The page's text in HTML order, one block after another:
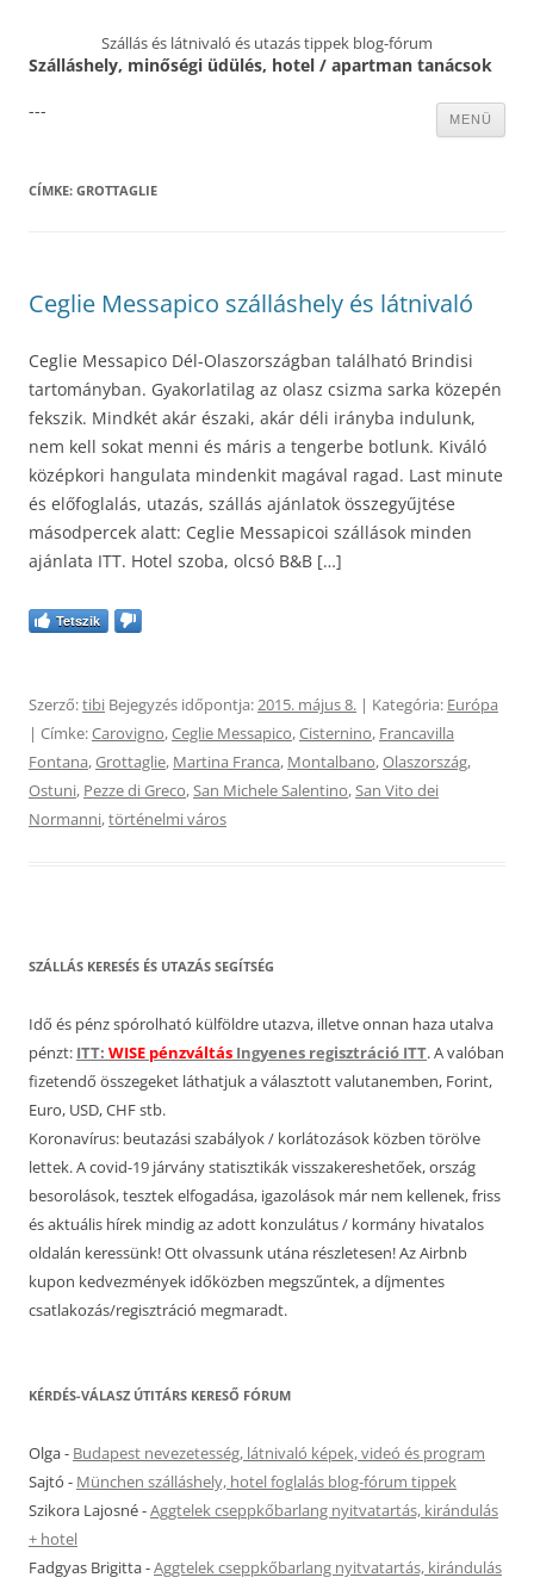
Szállás és látnivaló és utazás tippek blog-fórum
Szálláshely, minőségi üdülés, hotel / apartman tanácsok
MENÜ
---
CÍMKE: GROTTAGLIE
Ceglie Messapico szálláshely és látnivaló
Ceglie Messapico Dél-Olaszországban található Brindisi
tartományban. Gyakorlatilag az olasz csizma sarka közepén
fekszik. Mindkét akár északi, akár déli irányba indulunk,
nem kell sokat menni és máris a tengerbe botlunk. Kiváló
középkori hangulata mindenkit magával ragad. Last minute
és előfoglalás, utazás, szállás ajánlatok összegyűjtése
másodpercek alatt: Ceglie Messapicoi szállások minden
ajánlata ITT. Hotel szoba, olcsó B&B […]
Tetszik
Szerző:tibi Bejegyzés időpontja:2015. május 8. | Kategória: Európa
| Címke:Carovigno,Ceglie Messapico,Cisternino, Francavilla
Fontana,Grottaglie, Martina Franca, Montalbano,Olaszország,
Ostuni, Pezze di Greco,San Michele Salentino,San Vito dei
Normanni,történelmi város
SZÁLLÁS KERESÉS ÉS UTAZÁS SEGÍTSÉG
Idő és pénz spórolható külföldre utazva, illetve onnan haza utalva
pénzt: ITT: WISE pénzváltás Ingyenes regisztráció ITT. A valóban
fizetendő összegeket láthatjuk a választott valutanemben, Forint,
Euro, USD, CHF stb.
Koronavírus: beutazási szabályok / korlátozások közben törölve
lettek. A covid-19 járvány statisztikák visszakereshetőek, ország
besorolások, tesztek elfogadása, igazolások már nem kellenek, friss
és aktuális hírek mindig az adott konzulátus / kormány hivatalos
oldalán keressünk! Ott olvassunk utána részletesen! Az Airbnb
kupon kedvezmények időközben megszűntek, a díjmentes
csatlakozás/regisztráció megmaradt.
KÉRDÉS-VÁLASZ ÚTITÁRS KERESŐ FÓRUM
Olga- Budapest nevezetesség, látnivaló képek, videó és program
Sajtó - München szálláshely, hotel foglalás blog-fórum tippek
Szikora Lajosné-Aggtelek cseppkőbarlang nyitvatartás, kirándulás
+ hotel
Fadgyas Brigitta-Aggtelek cseppkőbarlang nyitvatartás, kirándulás